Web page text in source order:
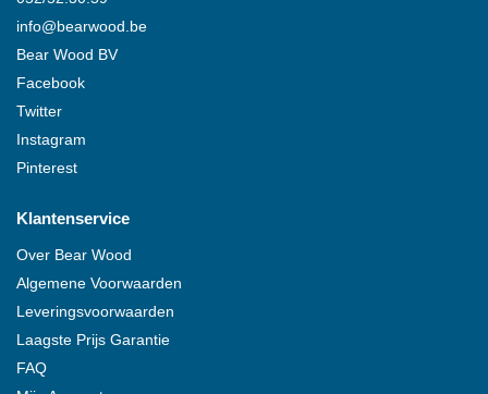
info@bearwood .be
Bear Wood BV
Facebook
Twitter
Instagram
Pinterest
Klantenservice
Over Bear Wood
Algemene Voorwaarden
Leveringsvoorwaarden
Laagste Prijs Garantie
FAQ